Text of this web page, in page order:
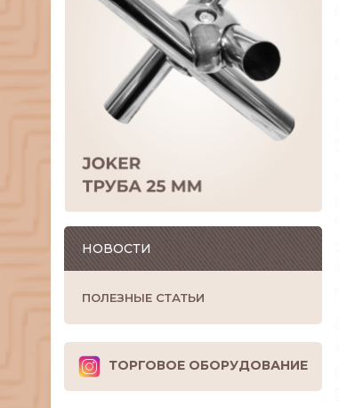
НОВОСТИ
ПОЛЕЗНЫЕ СТАТЬИ
ТОРГОВОЕ ОБОРУДОВАНИЕ